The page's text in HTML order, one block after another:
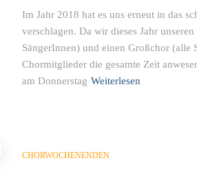
Im Jahr 2018 hat es uns erneut in das
verschlagen. Da wir dieses Jahr
SängerInnen) und einen Großchor (alle
Chormitglieder die gesamte Zeit
am Donnerstag Weiterlesen
CHORWOCHENENDEN